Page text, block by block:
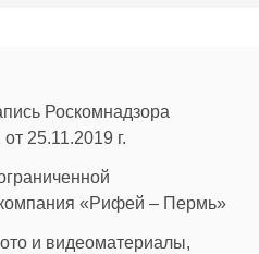
Роскомнадзора
25.11.2019 г.
«Рифей – Пермь»
и видеоматериалы,